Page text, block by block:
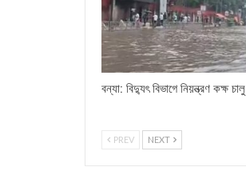
বন্যা: বিদ্যুৎ বিভাগে নিয়ন্ত্রণ কক্ষ চালু
PREV NEXT